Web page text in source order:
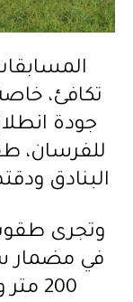
تكافئ،
جودة
للفرسان،
البنادق
وتجرى
200